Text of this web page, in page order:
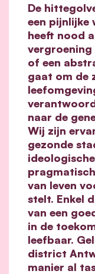
De
een pijnlijke
heeft nood
vergroening
of een
gaat om de
naar de
Wij zijn
gezonde
van leven
stelt. Enkel
van een
in de
leefbaar.
district
manier al